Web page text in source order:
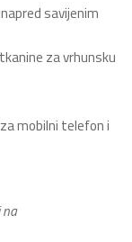
savijenim
za vrhunsku
mobilni telefon i
na